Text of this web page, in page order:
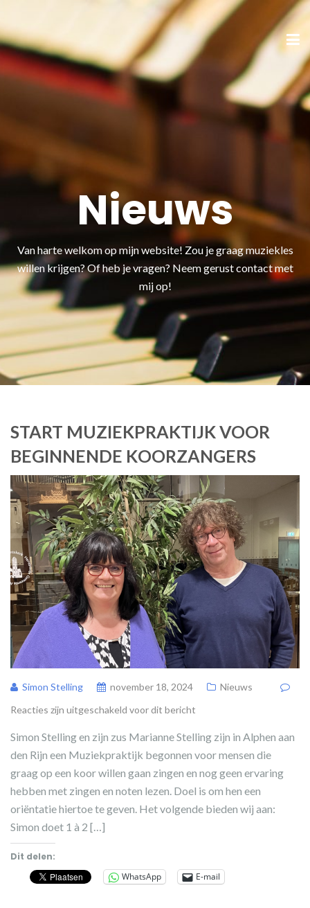
Nieuws
Van harte welkom op mijn website! Zou je graag muziekles
willen krijgen? Of heb je vragen? Neem gerust contact met
mij op!
START MUZIEKPRAKTIJK VOOR
BEGINNENDE KOORZANGERS
Simon Stelling november 18, 2024
Nieuws
Reacties zijn uitgeschakeld voor dit bericht
Simon Stelling en zijn zus Marianne Stelling zijn in Alphen aan
den Rijn een Muziekpraktijk begonnen voor mensen die
graag op een koor willen gaan zingen en nog geen ervaring
hebben met zingen en noten lezen. Doel is om hen een
oriëntatie hiertoe te geven. Het volgende bieden wij aan:
Simon doet 1 à 2 […]
Dit delen:
WhatsApp
E-mail